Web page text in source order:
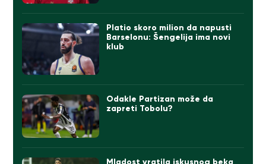
Platio skoro milion da napusti
Barselonu: Šengelija ima novi
klub
Odakle Partizan može da
zapreti Tobolu?